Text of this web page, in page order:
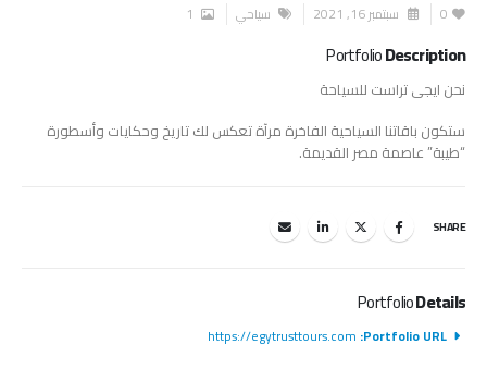
0 سبتمبر 16, 2021 سياحي
PortfolioDescription
نحن ايجى تراست للسياحة
ستكون باقاتنا السياحية الفاخرة مرآة تعكس لك تاريخ وحكايات وأسطورة
“طيبة” عاصمة مصر القديمة.
SHARE
PortfolioDetails
Portfolio URL:
https://egytrusttours.com